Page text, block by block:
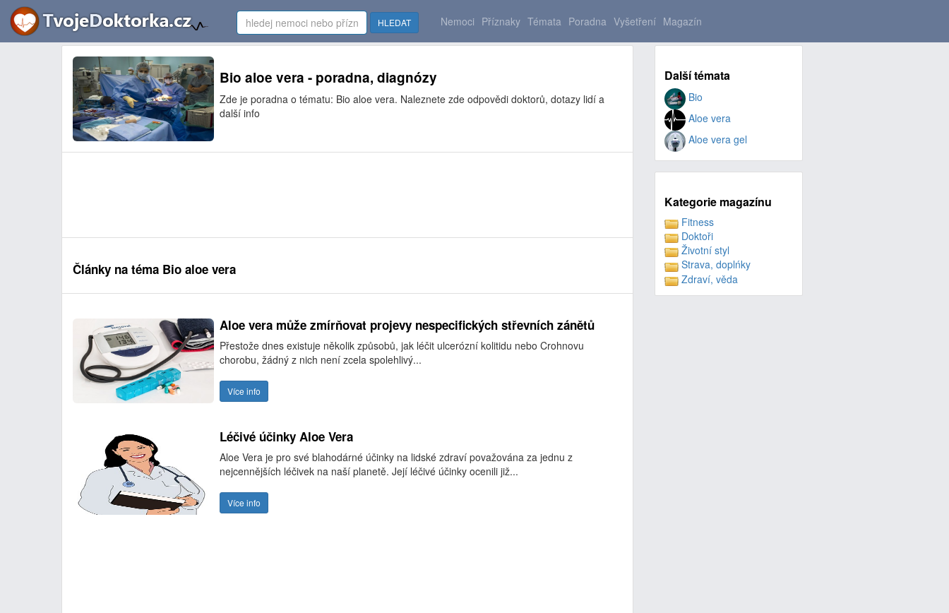
HLEDAT Nemoci Příznaky Témata Poradna Vyšetření Magazín
Bio aloe vera - poradna, diagnózy
Zde je poradna o tématu: Bio aloe vera. Naleznete zde odpovědi doktorů, dotazy lidí a
další info
Články na téma Bio aloe vera
Aloe vera může zmírňovat projevy nespecifických střevních zánětů
Přestože dnes existuje několik způsobů, jak léčit ulcerózní kolitidu nebo Crohnovu
chorobu, žádný z nich není zcela spolehlivý...
Více info
Léčivé účinky Aloe Vera
Aloe Vera je pro své blahodárné účinky na lidské zdraví považována za jednu z
nejcennějších léčivek na naší planetě. Její léčivé účinky ocenili již...
Více info
Další témata
Bio
Aloe vera
Aloe vera gel
Kategorie magazínu
Fitness
Doktoři
Životní styl
Strava, doplńky
Zdraví, věda